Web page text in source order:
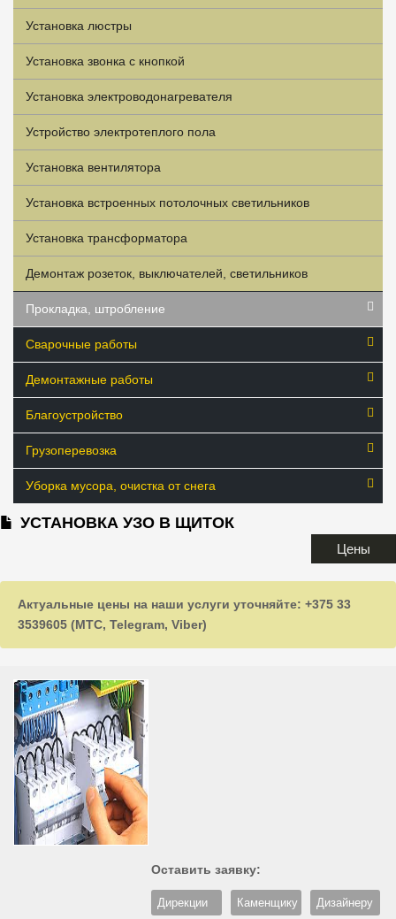
Установка люстры
Установка звонка с кнопкой
Установка электроводонагревателя
Устройство электротеплого пола
Установка вентилятора
Установка встроенных потолочных светильников
Установка трансформатора
Демонтаж розеток, выключателей, светильников
Прокладка, штробление
Сварочные работы
Демонтажные работы
Благоустройство
Грузоперевозка
Уборка мусора, очистка от снега
УСТАНОВКА УЗО В ЩИТОК
Цены
Актуальные цены на наши услуги уточняйте: +375 33
3539605 (МТС, Telegram, Viber)
Оставить заявку:
Дирекции Каменщику Дизайнеру